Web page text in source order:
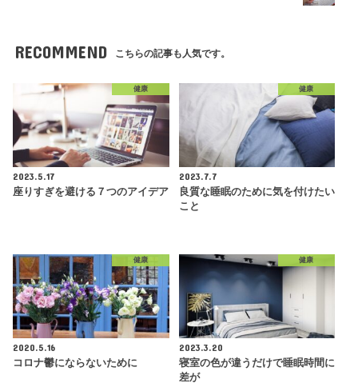
RECOMMEND こちらの記事も人気です。
健康
2023.5.17
座りすぎを避ける７つのアイデア
健康
2023.7.7
良質な睡眠のために気を付けたい
こと
健康
2020.5.16
コロナ鬱にならないために
健康
2023.3.20
寝室の色が違うだけで睡眠時間に
差が